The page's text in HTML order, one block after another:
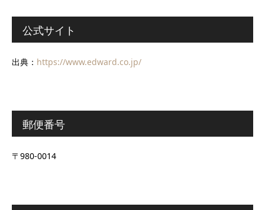
公式サイト
出典： https://www.edward.co.jp/
郵便番号
〒980-0014